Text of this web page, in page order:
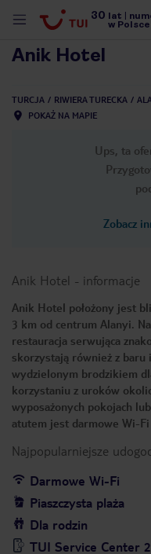
30 lat
w Polsce
Anik Hotel
TURCJA RIWIERA TURECKA
POKAŻ NA MAPIE
Ups, ta
Zobacz
Anik Hotel - informacje
Anik Hotel położony jest
3 km od centrum Alanyi.
restauracja serwująca
skorzystają również z baru
wydzielonym brodzikiem
korzystaniu z uroków
wyposażonych pokojach
atutem jest darmowe Wi-
Najpopularniejsze
Darmowe Wi-Fi
Piaszczysta plaża
Dla rodzin
TUI Service Center